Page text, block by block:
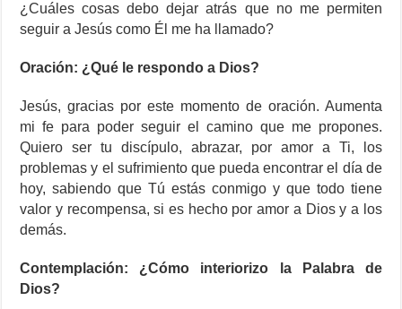
¿Cuáles cosas debo dejar atrás que no me permiten
seguir a Jesús como Él me ha llamado?
Oración: ¿Qué le respondo a Dios?
Jesús, gracias por este momento de oración. Aumenta
mi fe para poder seguir el camino que me propones.
Quiero ser tu discípulo, abrazar, por amor a Ti, los
problemas y el sufrimiento que pueda encontrar el día de
hoy, sabiendo que Tú estás conmigo y que todo tiene
valor y recompensa, si es hecho por amor a Dios y a los
demás.
Contemplación: ¿Cómo interiorizo la Palabra de
Dios?